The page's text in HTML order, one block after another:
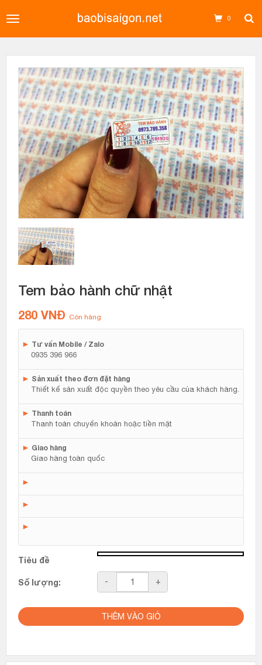
Toggle
0
Tem bảo hành chữ nhật
280 VNĐ Còn hàng
► Tư vấn Mobile / Zalo
0935 396 966
► Sản xuất theo đơn đặt hàng
Thiết kế sản xuất độc quyền theo yêu cầu của khách hàng.
► Thanh toán
Thanh toán chuyển khoản hoặc tiền mặt
► Giao hàng
Giao hàng toàn quốc
►
►
►
Tiêu đề
Số lượng: -
lượng
+
THÊM VÀO GIỎ